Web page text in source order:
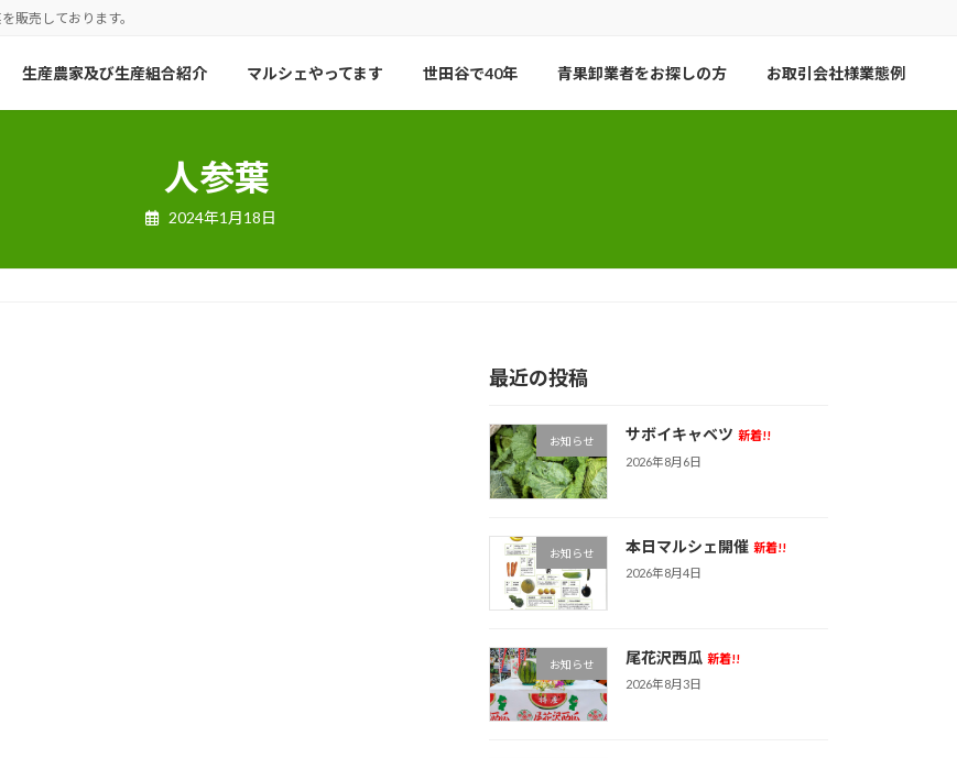
販売しております。
生産農家及び生産組合紹介 マルシェやってます 世田谷で40年 青果卸業者をお探しの方 お取引会社様業態例
人参葉
2024年1月18日
最近の投稿
お知らせ サボイキャベツ 新着!!
2026年8月6日
お知らせ 本日マルシェ開催 新着!!
2026年8月4日
お知らせ 尾花沢西瓜 新着!!
2026年8月3日